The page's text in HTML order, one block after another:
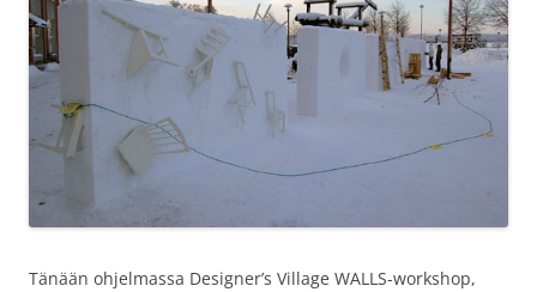
Tänään ohjelmassa Designer’s Village WALLS-workshop,